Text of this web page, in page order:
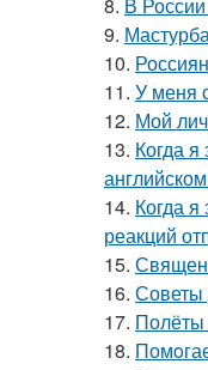
9.
10.
11. У меня
12. Мой
13. Когда
14. Когда
реакций
15.
16. Советы
17. Полёты
18.